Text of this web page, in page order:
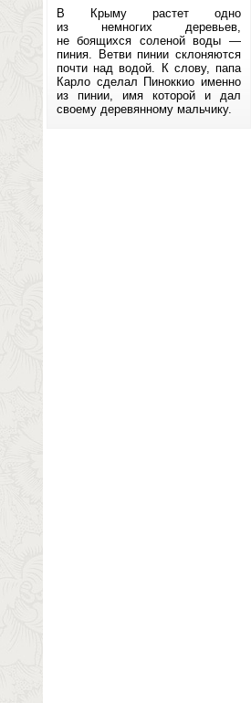
В Крыму растет одно
из немногих деревьев,
не боящихся соленой воды —
пиния. Ветви пинии склоняются
почти над водой. К слову, папа
Карло сделал Пиноккио именно
из пинии, имя которой и дал
своему деревянному мальчику.